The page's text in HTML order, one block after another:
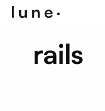
rails